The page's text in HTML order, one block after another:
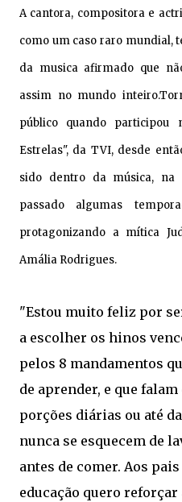
A cantora, compositora e
como um caso raro mundial,
da musica afirmado que
assim no mundo
público quando participou
Estrelas", da TVI, desde
sido dentro da música,
passado algumas
protagonizando a mítica
Amália Rodrigues.
"Estou muito feliz por
a escolher os hinos
pelos 8 mandamentos
de aprender, e que
porções diárias ou até
nunca se esquecem de
antes de comer. Aos
educação quero